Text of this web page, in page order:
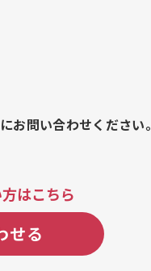
お問い合わせください。
はこちら
せる